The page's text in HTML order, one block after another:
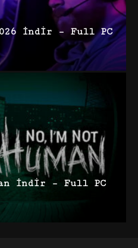
İndir – Full PC
İndir – Full PC